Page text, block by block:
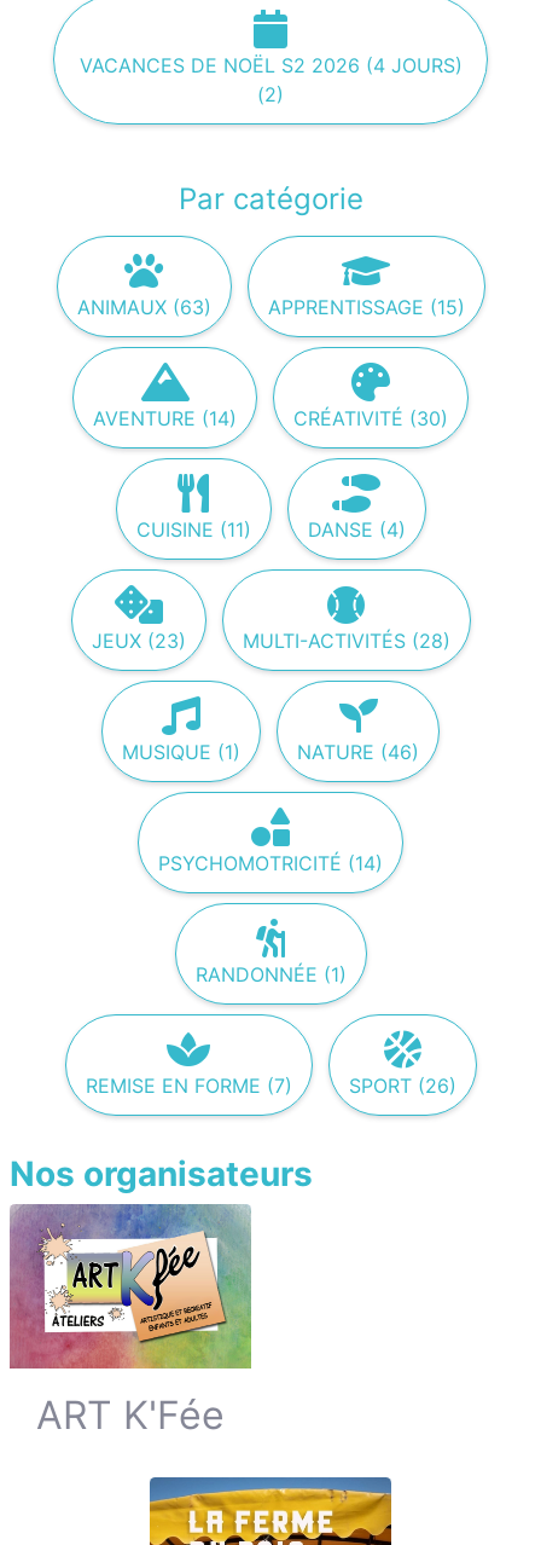
VACANCES DE NOËL S2 2026 (4 JOURS)
(2)
Par catégorie
ANIMAUX (63) APPRENTISSAGE (15)
AVENTURE (14) CRÉATIVITÉ (30)
CUISINE (11) DANSE (4)
JEUX (23) MULTI-ACTIVITÉS (28)
MUSIQUE (1) NATURE (46)
PSYCHOMOTRICITÉ (14)
RANDONNÉE (1)
REMISE EN FORME (7) SPORT (26)
Nos organisateurs
ART K'Fée